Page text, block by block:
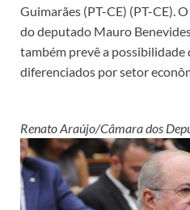
Guimarães (PT-CE) (PT-CE).
do deputado Mauro
também prevê a possibilidade
diferenciados por setor
Renato Araújo/Câmara dos